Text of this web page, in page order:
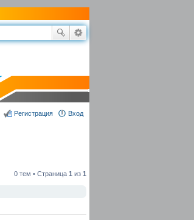
Вход
Регистрация
0 тем • Страница 1 из 1